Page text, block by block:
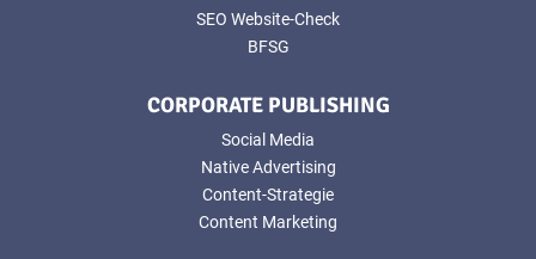
SEO Website-Check
BFSG
CORPORATE PUBLISHING
Social Media
Native Advertising
Content-Strategie
Content Marketing